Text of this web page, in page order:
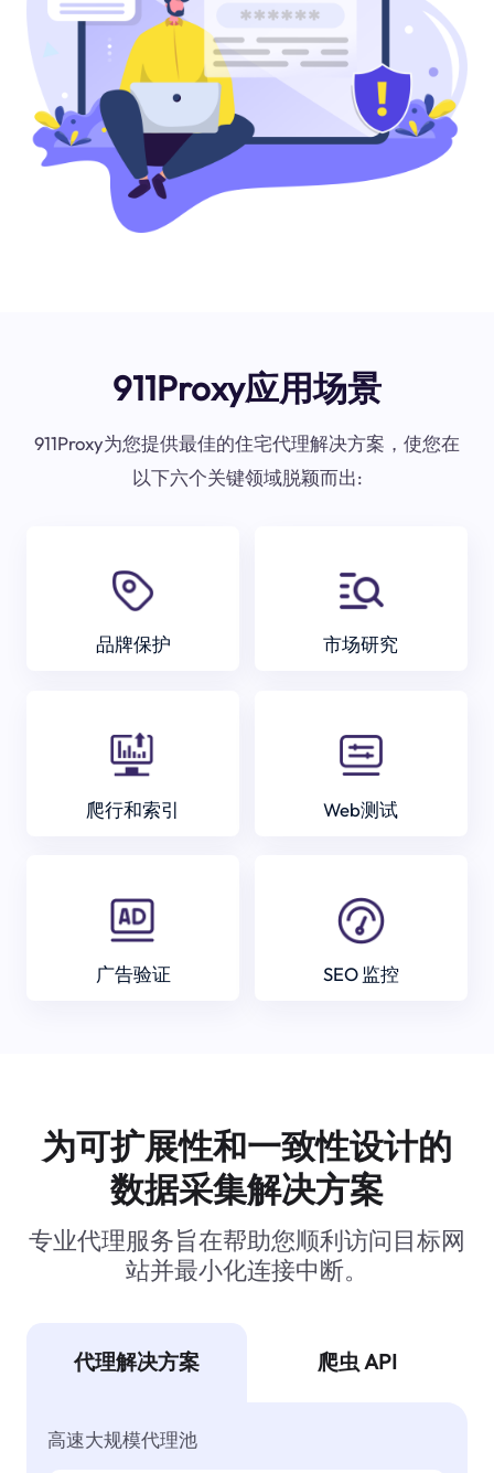
911Proxy应用场景
911Proxy为您提供最佳的住宅代理解决方案，使您在
以下六个关键领域脱颖而出:
品牌保护 市场研究
爬行和索引 Web测试
广告验证 SEO 监控
为可扩展性和一致性设计的
数据采集解决方案
专业代理服务旨在帮助您顺利访问目标网
站并最小化连接中断。
代理解决方案 爬虫 API
高速大规模代理池